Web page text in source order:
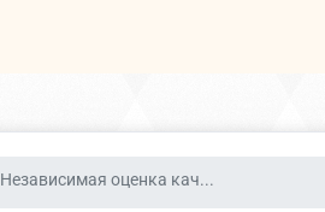
Независимая оценка кач...